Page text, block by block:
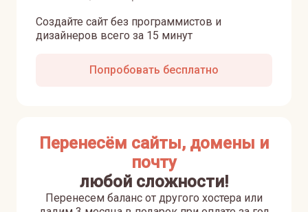
Создайте сайт без программистов и
дизайнеров всего за 15 минут
Попробовать бесплатно
Перенесём сайты, домены и
почту
любой сложности!
Перенесем баланс от другого хостера или